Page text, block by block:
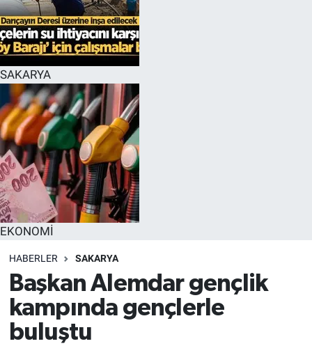
SAKARYA
EKONOMİ
HABERLER SAKARYA
Başkan Alemdar gençlik
kampında gençlerle
buluştu
EĞİTİM
ÖZEL HABER
HALK54 PANORAMA